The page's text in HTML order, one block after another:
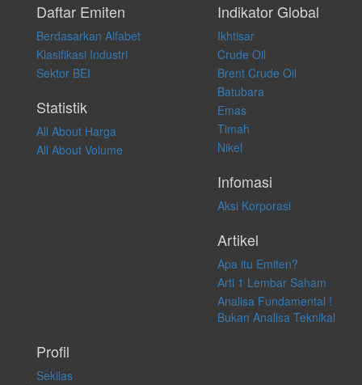
pribadi. Kami tidak memberi anjuran, saran, rekomendasi untuk
membeli, menjual atau melakukan aktivitas lain yang terkait dengan
transaksi perdagangan apapun, dan kami tidak bertanggung jawab
atas keputusan investasi yang dilakukan dalam kondisi dan situasi
apapun juga, yang diakibatkan secara langsung maupun tidak
langsung atas konten pada website ini.
Daftar Emiten
Berdasarkan Alfabet
Klasifikasi Industri
Sektor BEI
Statistik
All About Harga
All About Volume
Indikator Global
Ikhtisar
Crude Oil
Brent Crude Oil
Batubara
Emas
Timah
Nikel
Infomasi
Aksi Korporasi
Artikel
Apa itu Emiten?
Arti 1 Lembar Saham
Analisa Fundamental !
Bukan Analisa Teknikal
Profil
Sekilas